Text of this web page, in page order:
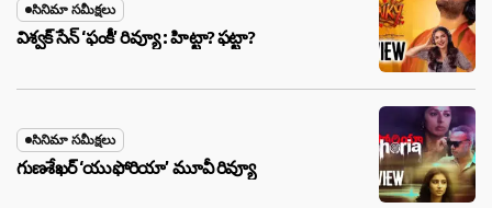
సినిమా సమీక్షలు
విశ్వక్ సేన్ ‘ఫంకీ’ రివ్యూ : హిట్టా? ఫట్టా?
సినిమా సమీక్షలు
గుణశేఖర్ ‘యుఫోరియా’ మూవీ రివ్యూ